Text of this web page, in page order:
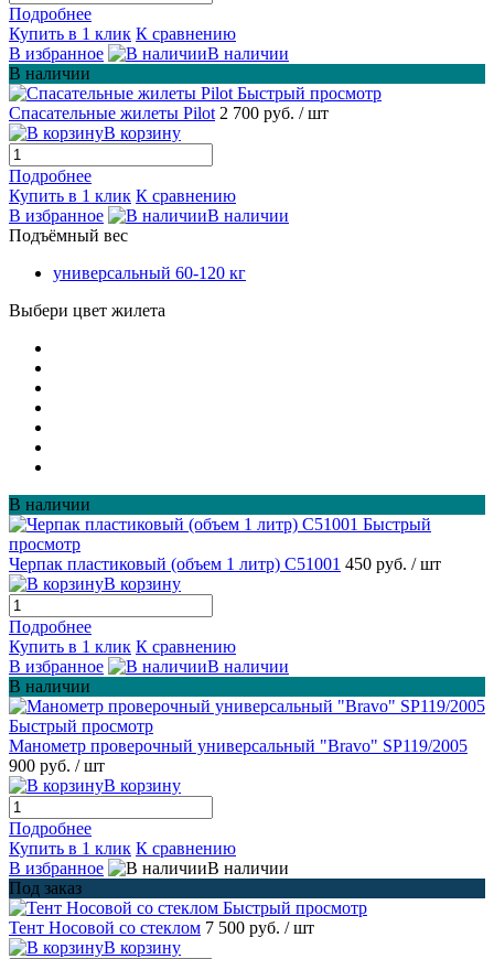
Подробнее
Купить в 1 клик К сравнению
В избранное
В наличии
В наличии
Быстрый просмотр
Спасательные жилеты Pilot 2 700 руб. / шт
В корзину
Подробнее
Купить в 1 клик К сравнению
В избранное
В наличии
Подъёмный вес
универсальный 60-120 кг
Выбери цвет жилета
В наличии
Быстрый
просмотр
Черпак пластиковый (объем 1 литр) С51001 450 руб. / шт
В корзину
Подробнее
Купить в 1 клик К сравнению
В избранное
В наличии
В наличии
Быстрый просмотр
Манометр проверочный универсальный "Bravo" SP119/2005
900 руб. / шт
В корзину
Подробнее
Купить в 1 клик К сравнению
В избранное
В наличии
Под заказ
Быстрый просмотр
Тент Носовой со стеклом 7 500 руб. / шт
В корзину